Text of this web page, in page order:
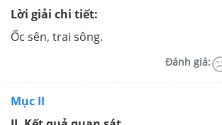
Lời giải chi tiết:
Ốc sên, trai sông.
Đánh giá:
Mục II